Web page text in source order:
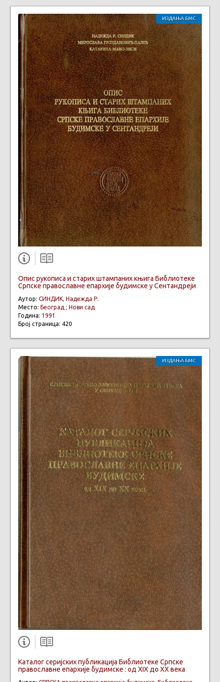
ИЗДАЊА БМС
Опис рукописа и старих штампаних књига Библиотеке
Српске православне епархије будимске у Сентандреји
Аутор: СИНДИК, Надежда Р.
Место: Београд ; Нови сад
Година: 1991
Број страница: 420
ИЗДАЊА БМС
Каталог серијских публикација Библиотеке Српске
православне епархије будимске : од XIX до XX века